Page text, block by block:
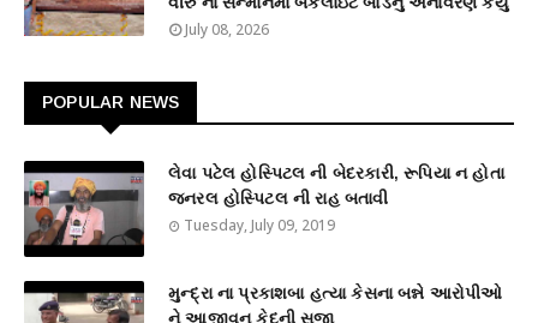
July 08, 2026
POPULAR NEWS
લેવા પટેલ હોસ્પિટલ ની બેદરકારી, રૂપિયા ન હોતા
જનરલ હોસ્પિટલ ની રાહ બતાવી
Tuesday, July 09, 2019
મુન્દ્રા ના પ્રકાશબા હત્યા કેસના બન્ને આરોપીઓ
ને આજીવન કેદની સજા